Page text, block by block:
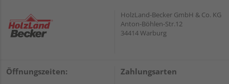
HolzLand-Becker GmbH & Co. KG
Anton-Böhlen-Str.12
34414 Warburg
Öffnungszeiten: Zahlungsarten